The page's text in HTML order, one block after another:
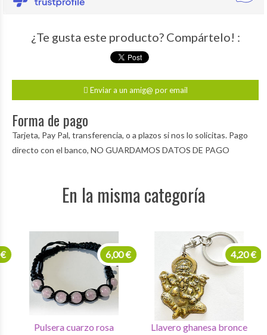
¿Te gusta este producto? Compártelo! :
Enviar a un amig@ por email
Forma de pago
Tarjeta, Pay Pal, transferencia, o a plazos si nos lo solicitas. Pago
directo con el banco, NO GUARDAMOS DATOS DE PAGO
En la misma categoría
Pulsera cuarzo rosa
6,00 €
Llavero ghanesa bronce
4,20 €